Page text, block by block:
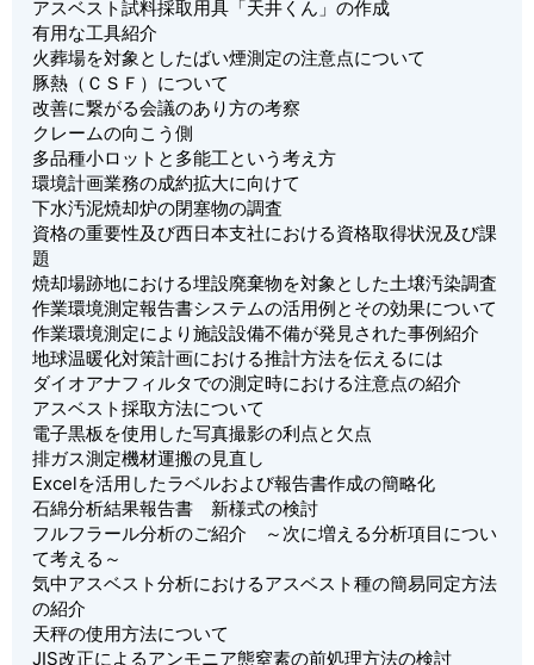
アスベスト試料採取用具「天井くん」の作成
有用な工具紹介
火葬場を対象としたばい煙測定の注意点について
豚熱（ＣＳＦ）について
改善に繋がる会議のあり方の考察
クレームの向こう側
多品種小ロットと多能工という考え方
環境計画業務の成約拡大に向けて
下水汚泥焼却炉の閉塞物の調査
資格の重要性及び西日本支社における資格取得状況及び課
題
焼却場跡地における埋設廃棄物を対象とした土壌汚染調査
作業環境測定報告書システムの活用例とその効果について
作業環境測定により施設設備不備が発見された事例紹介
地球温暖化対策計画における推計方法を伝えるには
ダイオアナフィルタでの測定時における注意点の紹介
アスベスト採取方法について
電子黒板を使用した写真撮影の利点と欠点
排ガス測定機材運搬の見直し
Excelを活用したラベルおよび報告書作成の簡略化
石綿分析結果報告書 新様式の検討
フルフラール分析のご紹介 ～次に増える分析項目につい
て考える～
気中アスベスト分析におけるアスベスト種の簡易同定方法
の紹介
天秤の使用方法について
JIS改正によるアンモニア態窒素の前処理方法の検討